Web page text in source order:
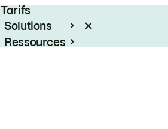
Tarifs
Solutions
Ressources